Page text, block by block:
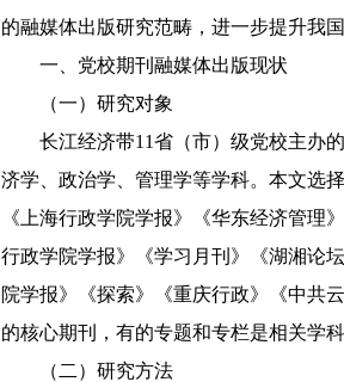
的融媒体出版研究范畴，进一步提升我
一、党校期刊融媒体出版现状
（一）研究对象
长江经济带11省（市）级党校主办
济学、政治学、管理学等学科。本文选
《上海行政学院学报》《华东经济管理
行政学院学报》《学习月刊》《湖湘论
院学报》《探索》《重庆行政》《中共
的核心期刊，有的专题和专栏是相关学
（二）研究方法